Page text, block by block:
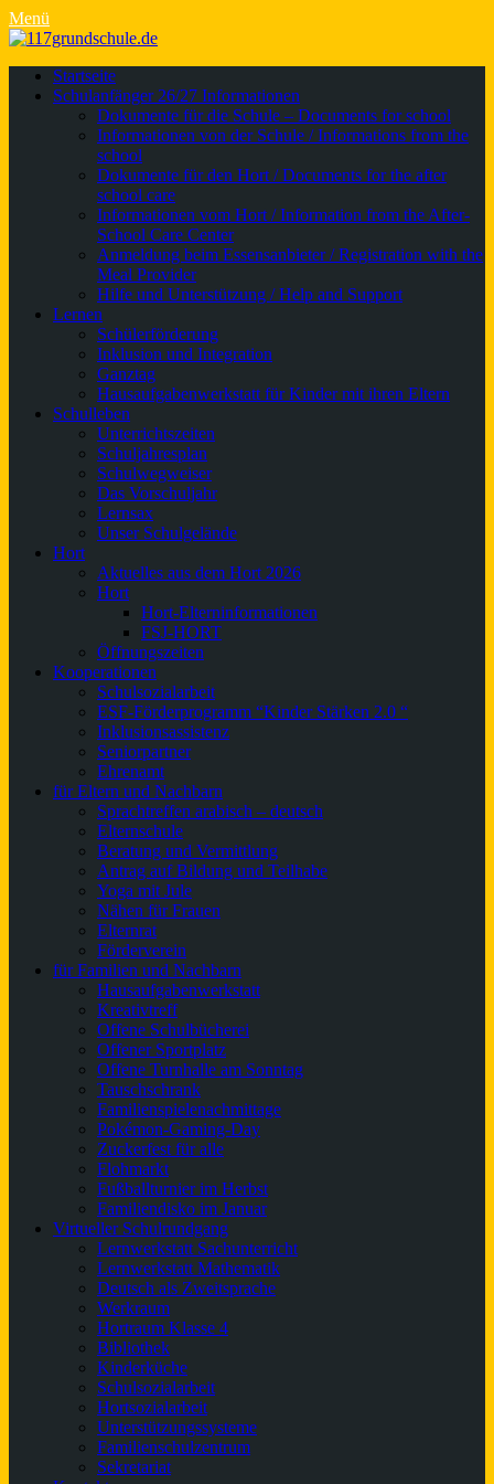
Menü
Primäres
Menü
Zum
Inhalt
Startseite
Schulanfänger 26/27 Informationen
Dokumente für die Schule – Documents for school
Informationen von der Schule / Informations from the
school
Dokumente für den Hort / Documents for the after
school care
Informationen vom Hort / Information from the After-
School Care Center
Anmeldung beim Essensanbieter / Registration with the
Meal Provider
Hilfe und Unterstützung / Help and Support
Lernen
Schülerförderung
Inklusion und Integration
Ganztag
Hausaufgabenwerkstatt für Kinder mit ihren Eltern
Schulleben
Unterrichtszeiten
Schuljahresplan
Schulwegweiser
Das Vorschuljahr
Lernsax
Unser Schulgelände
Hort
Aktuelles aus dem Hort 2026
Hort
Hort-Elterninformationen
FSJ-HORT
Öffnungszeiten
Kooperationen
Schulsozialarbeit
ESF-Förderprogramm “Kinder Stärken 2.0 “
Inklusionsassistenz
Seniorpartner
Ehrenamt
für Eltern und Nachbarn
Sprachtreffen arabisch – deutsch
Elternschule
Beratung und Vermittlung
Antrag auf Bildung und Teilhabe
Yoga mit Jule
Nähen für Frauen
Elternrat
Förderverein
für Familien und Nachbarn
Hausaufgabenwerkstatt
Kreativtreff
Offene Schulbücherei
Offener Sportplatz
Offene Turnhalle am Sonntag
Tauschschrank
Familienspielenachmittage
Pokémon-Gaming-Day
Zuckerfest für alle
Flohmarkt
Fußballturnier im Herbst
Familiendisko im Januar
Virtueller Schulrundgang
Lernwerkstatt Sachunterricht
Lernwerkstatt Mathematik
Deutsch als Zweitsprache
Werkraum
Hortraum Klasse 4
Bibliothek
Kinderküche
Schulsozialarbeit
Hortsozialarbeit
Unterstützungssysteme
Familienschulzentrum
Sekretariat